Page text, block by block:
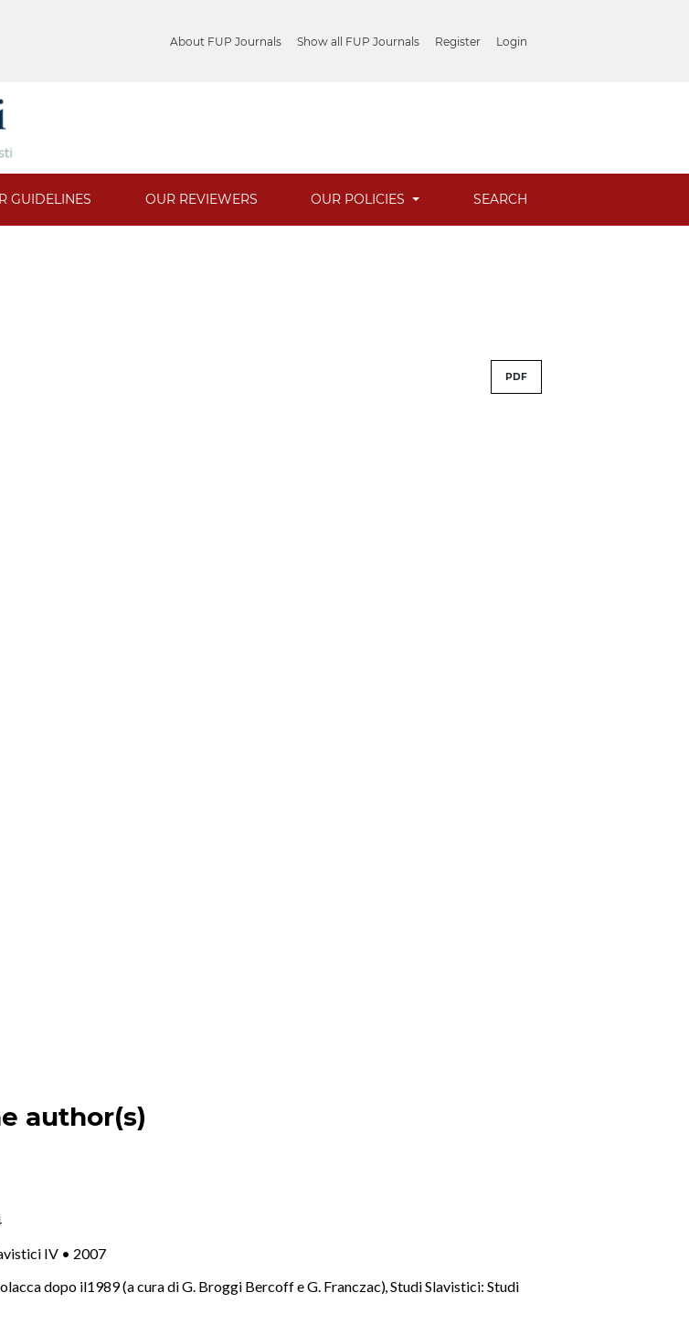
About FUP Journals Show all FUP Journals Register Login
GUIDELINES OUR REVIEWERS OUR POLICIES SEARCH
PDF
author(s)
IV • 2007
dopo il1989 (a cura di G. Broggi Bercoff e G. Franczac),Studi Slavistici: Studi